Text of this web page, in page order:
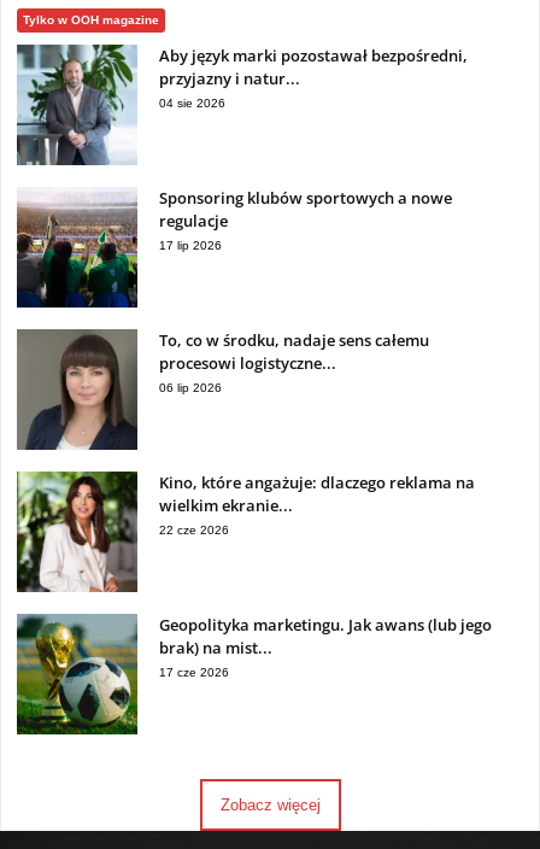
Tylko w OOH magazine
Aby język marki pozostawał bezpośredni,
przyjazny i natur...
04 sie 2026
Sponsoring klubów sportowych a nowe
regulacje
17 lip 2026
To, co w środku, nadaje sens całemu
procesowi logistyczne...
06 lip 2026
Kino, które angażuje: dlaczego reklama na
wielkim ekranie...
22 cze 2026
Geopolityka marketingu. Jak awans (lub jego
brak) na mist...
17 cze 2026
Zobacz więcej